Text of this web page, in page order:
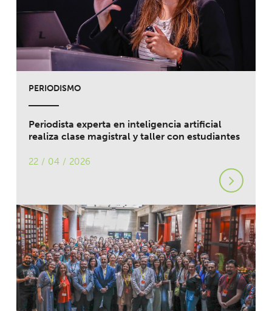
PERIODISMO
Periodista experta en inteligencia artificial
realiza clase magistral y taller con estudiantes
22 / 04 / 2026